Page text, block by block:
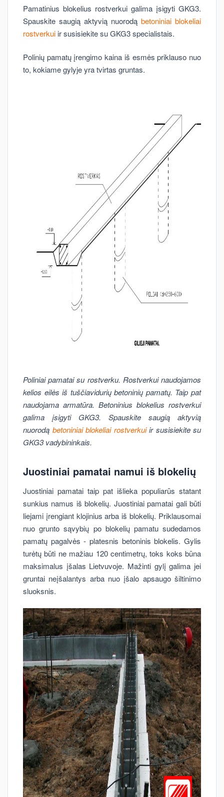
Pamatinius blokelius rostverkui galima įsigyti GKG3.
Spauskite saugią aktyvią nuorodą betoniniai blokeliai
rostverkui ir susisiekite su GKG3 specialistais.
Polinių pamatų įrengimo kaina iš esmės priklauso nuo
to, kokiame gylyje yra tvirtas gruntas.
Poliniai pamatai su rostverku. Rostverkui naudojamos
kelios eilės iš tuščiavidurių betoninių pamatų. Taip pat
naudojama armatūra. Betoninius blokelius rostverkui
galima įsigyti GKG3. Spauskite saugią aktyvią
nuorodą betoniniai blokeliai rostverkuiir susisiekite su
GKG3 vadybininkais.
Juostiniai pamatai namui iš blokelių
Juostiniai pamatai taip pat išlieka populiarūs statant
sunkius namus iš blokelių. Juostiniai pamatai gali būti
liejami įrengiant klojinius arba iš blokelių. Priklausomai
nuo grunto sąvybių po blokelių pamatu sudedamos
pamatų pagalvės - platesnis betoninis blokelis. Gylis
turėtų būti ne mažiau 120 centimetrų, toks koks būna
maksimalus įšalas Lietvuvoje. Mažinti gylį galima jei
gruntai neįšalantys arba nuo įšalo apsaugo šiltinimo
sluoksnis.